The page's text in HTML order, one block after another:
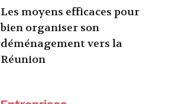
Les moyens efficaces pour
bien organiser son
déménagement vers la
Réunion